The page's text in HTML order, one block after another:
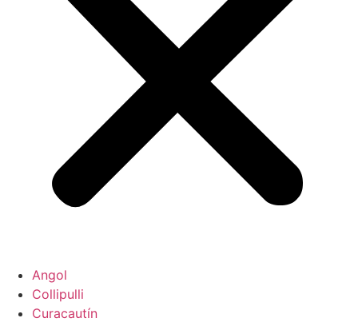
Angol
Collipulli
Curacautín